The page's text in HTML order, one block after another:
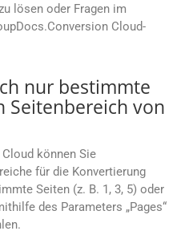
lösen oder Fragen im
Cloud-
nur bestimmte
Seitenbereich von
können Sie
für die Konvertierung
Seiten (z. B. 1, 3, 5) oder
des Parameters „Pages“